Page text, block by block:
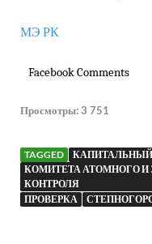
МЭ РК
Facebook Comments
Просмотры:3 751
TAGGED
КОМИТЕТА АТОМНОГО И
КОНТРОЛЯ
ПРОВЕРКА